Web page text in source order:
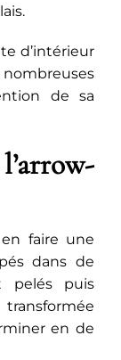
d’intérieur
de sa
faire une
dans de
pelés puis
transformée
en de